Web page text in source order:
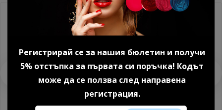
Регистрирай се за нашия бюлетин и получи
5% отстъпка за първата си поръчка! Кодът
може да се ползва след направена
регистрация.